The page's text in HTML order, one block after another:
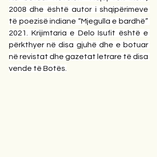
2008 dhe është autor i shqipërimeve
të poezisë indiane “Mjegulla e bardhë”
2021. Krijimtaria e Delo Isufit është e
përkthyer në disa gjuhë dhe e botuar
në revistat dhe gazetat letrare të disa
vende të Botës.